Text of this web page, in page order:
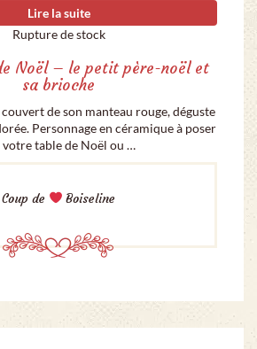
Lire la suite
Rupture de stock
Noël – le petit père-noël et
sa brioche
de son manteau rouge, déguste
Personnage en céramique à poser
votre table de Noël ou …
Coup de Boiseline